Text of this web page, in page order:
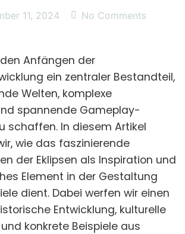
11, 2024 No Comments
Anfängen der
ein zentraler Bestandteil,
Welten, komplexe
spannende Gameplay-
schaffen. In diesem Artikel
wie das faszinierende
der Eklipsen als Inspiration und
Element in der Gestaltung
dient. Dabei werfen wir einen
Entwicklung, kulturelle
konkrete Beispiele aus